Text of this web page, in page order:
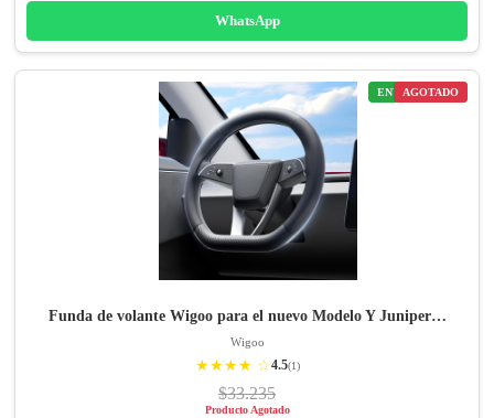
WhatsApp
ENVÍO GRATIS
AGOTADO
Funda de volante Wigoo para el nuevo Modelo Y Juniper…
Wigoo
★★★★ ☆4.5(1)
$33.235
Producto Agotado